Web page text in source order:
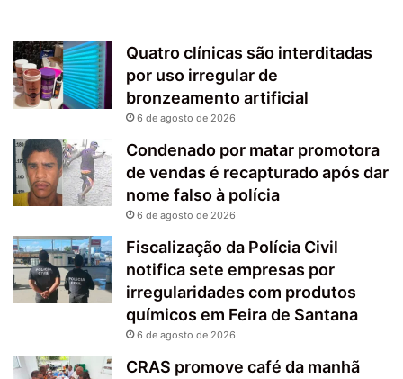
Quatro clínicas são interditadas
por uso irregular de
bronzeamento artificial
6 de agosto de 2026
Condenado por matar promotora
de vendas é recapturado após dar
nome falso à polícia
6 de agosto de 2026
Fiscalização da Polícia Civil
notifica sete empresas por
irregularidades com produtos
químicos em Feira de Santana
6 de agosto de 2026
CRAS promove café da manhã